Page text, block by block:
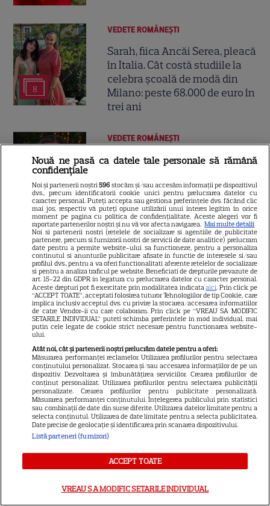
8
VEDETE ROMÂNEŞTI
Sarah, fiica Ancăi Serea, pleacă
în Italia. Cât costă studiile la
celebra școală de modă din
Milano: peste 68.000 de euro în
trei ani
6
VEDETE ROMÂNEŞTI
Adela Popescu, apariție
dantelă. Reacția amuzantă a
lui Cosmin Seleși
9
TELEVIZIUNE
Grila TV de toamnă 2026: toate
premierele confirmate la Pro
TV și Antena 1. Ce show-uri și
seriale revin din septembrie
4
Schimbare majoră la „Vocea
României”. Sezonul 14
introduce Butonul „A doua
șansă” și un avantaj pentru
Pavel Bartoș
Nouă ne pasă ca datele tale personale să rămână
confidențiale
Noi și partenerii noștri596 stocăm și/sau accesăm informații pe dispozitivul
dvs., precum identificatorii cookie unici pentru prelucrarea datelor cu
caracter personal. Puteți accepta sau gestiona preferințele dvs. făcând clic
mai jos, respectiv vă puteți opune utilizării unui interes legitim în orice
moment pe pagina cu politica de confidențialitate. Aceste alegeri vor fi
raportate partenerilor noștri și nu vă vor afecta navigarea. Mai multe detalii
Noi si partenerii nostri (retelele de socializare si agentiile de publicitate
partenere, precum si furnizorii nostri de servicii de date analitice) prelucram
date pentru a permite website-ului sa functioneze, pentru a personaliza
continutul si anunturile publicitare afisate in functie de interesele si/sau
profilul dvs., pentru a va oferi functionalitati aferente retelelor de socializare
si pentru a analiza traficul pe website. Beneficiati de drepturile prevazute de
art. 15-22 din GDPR in legatura cu prelucrarea datelor cu caracter personal.
Aceste drepturi pot fi exercitate prin modalitatea indicataaici. Prin click pe
“ACCEPT TOATE”, acceptati folosirea tuturor Tehnologiilor de tip Cookie, care
implica inclusiv acceptul dvs. cu privire la stocarea/accesarea informatiilor
de catre Vendor-ii cu care colaboram. Prin click pe “VREAU SA MODIFIC
SETARILE INDIVIDUAL” puteti schimba preferintele in mod individual, mai
putin cele legate de cookie strict necesare pentru functionarea website-
ului.
Atât noi, cât și partenerii noștri prelucrăm datele pentru a oferi:
Măsurarea performanței reclamelor. Utilizarea profilurilor pentru selectarea
conținutului personalizat. Stocarea și/sau accesarea informațiilor de pe un
dispozitiv. Dezvoltarea și îmbunătățirea serviciilor. Crearea profilurilor de
conținut personalizat. Utilizarea profilurilor pentru selectarea publicității
personalizate. Crearea profilurilor pentru publicitate personalizată.
Măsurarea performanței conținutului. Înțelegerea publicului prin statistici
sau combinații de date din surse diferite. Utilizarea datelor limitate pentru a
selecta conținutul. Utilizarea de date limitate pentru a selecta publicitatea.
Date precise de geolocație și identificarea prin scanarea dispozitivului.
Listă parteneri (furnizori)
ACCEPT TOATE
VREAU SA MODIFIC SETARILE INDIVIDUAL